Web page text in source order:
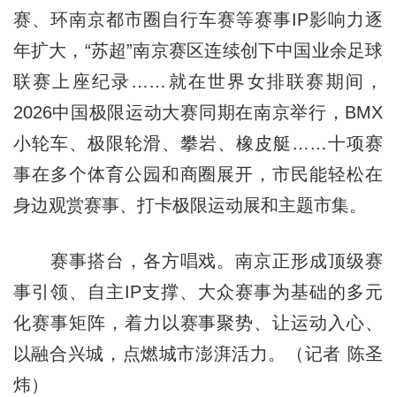
赛、环南京都市圈自行车赛等赛事IP影响力逐
年扩大，“苏超”南京赛区连续创下中国业余足球
联赛上座纪录……就在世界女排联赛期间，
2026中国极限运动大赛同期在南京举行，BMX
小轮车、极限轮滑、攀岩、橡皮艇……十项赛
事在多个体育公园和商圈展开，市民能轻松在
身边观赏赛事、打卡极限运动展和主题市集。
赛事搭台，各方唱戏。南京正形成顶级赛
事引领、自主IP支撑、大众赛事为基础的多元
化赛事矩阵，着力以赛事聚势、让运动入心、
以融合兴城，点燃城市澎湃活力。（记者 陈圣
炜）